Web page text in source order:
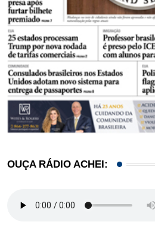
OUÇA RÁDIO ACHEI: